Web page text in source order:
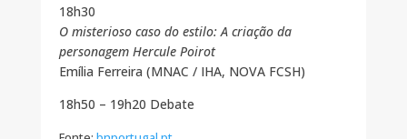
18h30
O misterioso caso do estilo: A criação da
personagem Hercule Poirot
Emília Ferreira (MNAC / IHA, NOVA FCSH)
18h50 – 19h20 Debate